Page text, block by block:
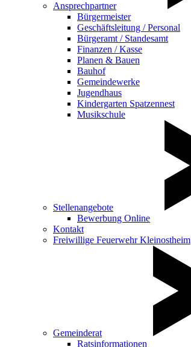
Ansprechpartner
Bürgermeister
Geschäftsleitung / Personal
Bürgeramt / Standesamt
Finanzen / Kasse
Planen & Bauen
Bauhof
Gemeindewerke
Jugendhaus
Kindergarten Spatzennest
Musikschule
Stellenangebote
Bewerbung Online
Kontakt
Freiwillige Feuerwehr Kleinostheim
Gemeinderat
Ratsinformationen